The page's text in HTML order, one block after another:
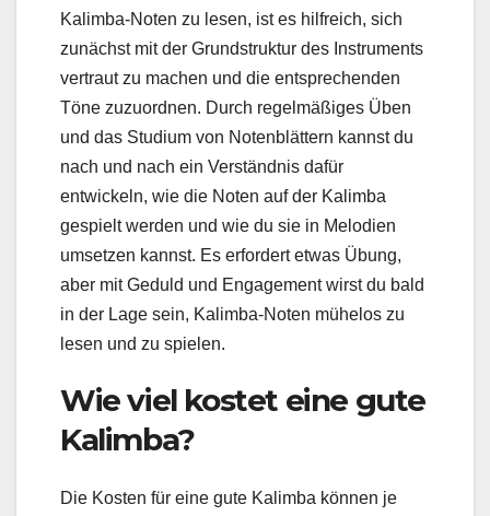
Kalimba-Noten zu lesen, ist es hilfreich, sich
zunächst mit der Grundstruktur des Instruments
vertraut zu machen und die entsprechenden
Töne zuzuordnen. Durch regelmäßiges Üben
und das Studium von Notenblättern kannst du
nach und nach ein Verständnis dafür
entwickeln, wie die Noten auf der Kalimba
gespielt werden und wie du sie in Melodien
umsetzen kannst. Es erfordert etwas Übung,
aber mit Geduld und Engagement wirst du bald
in der Lage sein, Kalimba-Noten mühelos zu
lesen und zu spielen.
Wie viel kostet eine gute
Kalimba?
Die Kosten für eine gute Kalimba können je